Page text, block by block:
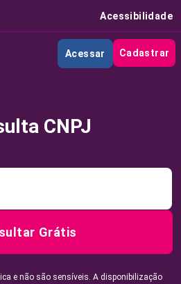
Acessibilidade
Acessar Cadastrar
CNPJ
Grátis
e não são sensíveis. A disponibilização